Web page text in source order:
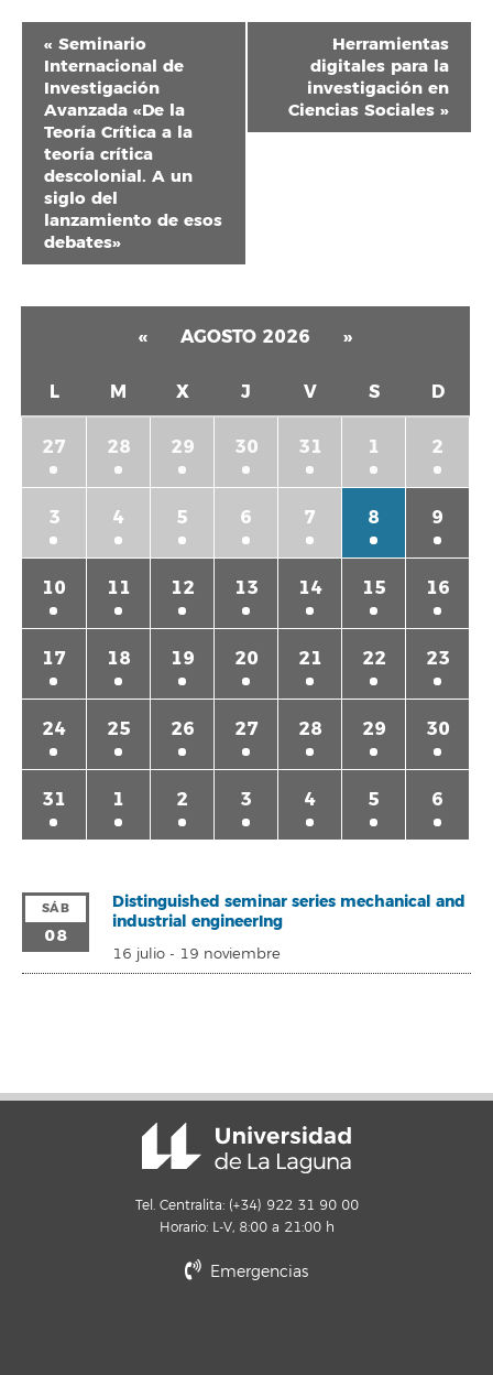
Navegación
del
Evento
« Seminario
Internacional de
Investigación
Avanzada «De la
Teoría Crítica a la
teoría crítica
descolonial. A un
siglo del
lanzamiento de esos
debates»
Herramientas
digitales para la
investigación en
Ciencias Sociales »
« AGOSTO 2026 »
L M X J V S D
27 28 29 30 31 1 2
3 4 5 6 7 8 9
10 11 12 13 14 15 16
17 18 19 20 21 22 23
24 25 26 27 28 29 30
31 1 2 3 4 5 6
SÁB
08
Distinguished seminar series mechanical and
industrial engineerIng
16 julio- 19 noviembre
Tel. Centralita: (+34) 922 31 90 00
Horario: L-V, 8:00 a 21:00 h
Emergencias